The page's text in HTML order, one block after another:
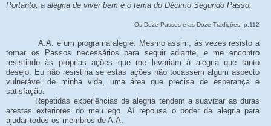
Portanto, a alegria de viver bem é o tema do Décimo Segundo Passo.
Os Doze Passos e as Doze Tradições, p.112
A.A. é um programa alegre. Mesmo assim, às vezes resisto a
tomar os Passos necessários para seguir adiante, e me encontro
resistindo às próprias ações que me levariam à alegria que tanto
desejo. Eu não resistiria se estas ações não tocassem algum aspecto
vulnerável de minha vida, uma área que precisa de esperança e
satisfação.
Repetidas experiências de alegria tendem a suavizar as duras
arestas exteriores do meu ego. Aí repousa o poder da alegria para
ajudar todos os membros de A.A.